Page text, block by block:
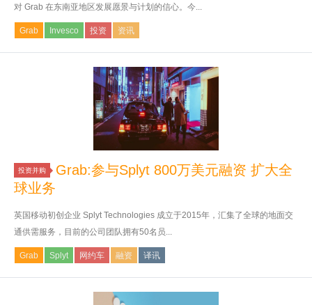
对 Grab 在东南亚地区发展愿景与计划的信心。今...
Grab Invesco 投资 资讯
投资并购
Grab:参与Splyt 800万美元融资 扩大全
球业务
英国移动初创企业 Splyt Technologies 成立于2015年，汇集了全球的地面交
通供需服务，目前的公司团队拥有50名员...
Grab Splyt 网约车 融资 译讯